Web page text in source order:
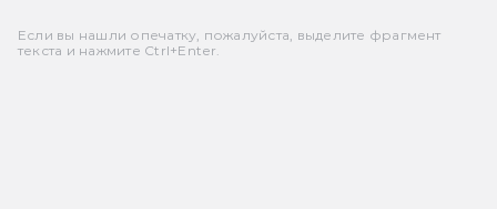
Если вы нашли опечатку, пожалуйста, выделите фрагмент
текста и нажмите Ctrl+Enter.